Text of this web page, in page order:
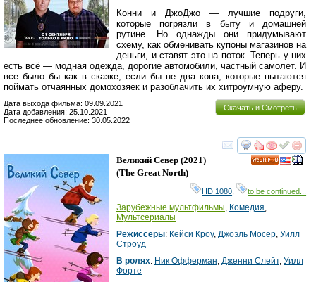
Конни и ДжоДжо — лучшие подруги,
которые погрязли в быту и домашней
рутине. Но однажды они придумывают
схему, как обменивать купоны магазинов на
деньги, и ставят это на поток. Теперь у них
есть всё — модная одежда, дорогие автомобили, частный самолет. И
все было бы как в сказке, если бы не два копа, которые пытаются
поймать отчаянных домохозяек и разоблачить их хитроумную аферу.
Скачать и Смотреть
Дата выхода фильма: 09.09.2021
Дата добавления: 25.10.2021
Последнее обновление: 30.05.2022
смотреть
Великий Север (2021)
(The Great North)
HD 1080 to be continued...
Зарубежные мультфильмы, Комедия,
Мультсериалы
Режиссеры: Кейси Кроу, Джоэль Мосер, Уилл
Строуд
В ролях: Ник Офферман, Дженни Слейт, Уилл
Форте